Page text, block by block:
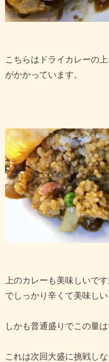
こちらはドライカレーの
がかかっています。
上のカレーも美味しいで
でしっかり辛くて美味しい
しかも普通盛りでこの量は
これは次回大盛に挑戦しな